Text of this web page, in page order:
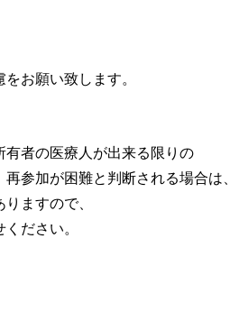
お願い致します。
者の医療人が出来る限りの
参加が困難と判断される場合は、
ますので、
ださい。